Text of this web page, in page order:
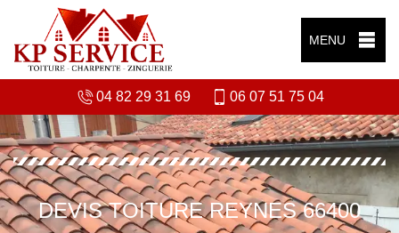
MENU
04 82 29 31 69 06 07 51 75 04
DEVIS TOITURE REYNES 66400